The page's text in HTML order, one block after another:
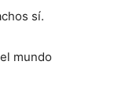
sí.
mundo